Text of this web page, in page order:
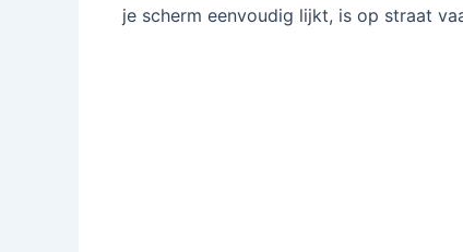
je scherm eenvoudig lijkt, is op straat